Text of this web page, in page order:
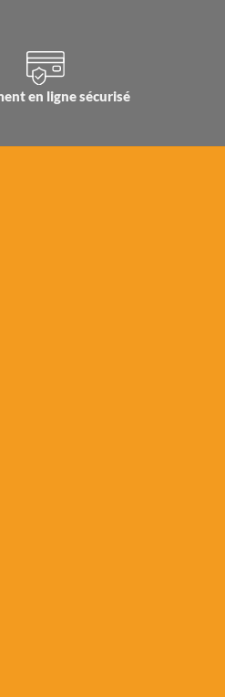
en ligne sécurisé